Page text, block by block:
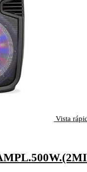
Vista